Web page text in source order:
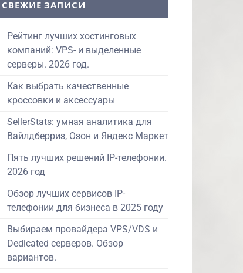
СВЕЖИЕ ЗАПИСИ
Рейтинг лучших хостинговых
компаний: VPS- и выделенные
серверы. 2026 год.
Как выбрать качественные
кроссовки и аксессуары
SellerStats: умная аналитика для
Вайлдберриз, Озон и Яндекс Маркет
Пять лучших решений IP-телефонии.
2026 год
Обзор лучших сервисов IP-
телефонии для бизнеса в 2025 году
Выбираем провайдера VPS/VDS и
Dedicated серверов. Обзор
вариантов.